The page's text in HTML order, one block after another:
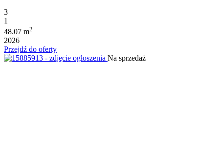
3
1
48.07 m2
2026
Przejdź do oferty
Na sprzedaż